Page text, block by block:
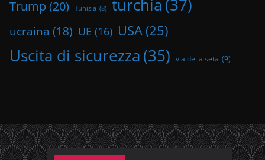
Trump (20) Tunisia (8) turchia(37)
ucraina (18) UE (16) USA (25)
Uscita di sicurezza(35) via della seta (9)